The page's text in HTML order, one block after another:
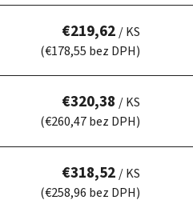
€219,62 / KS
(€178,55 bez DPH)
€320,38 / KS
(€260,47 bez DPH)
€318,52 / KS
(€258,96 bez DPH)